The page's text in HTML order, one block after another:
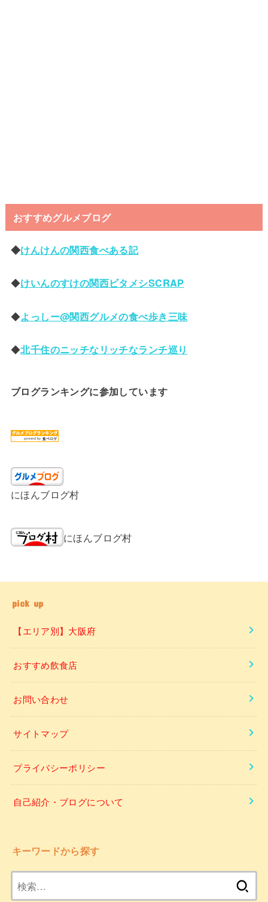
おすすめグルメブログ
◆けんけんの関西食べある記
◆けいんのすけの関西ビタメシSCRAP
◆よっしー@関西グルメの食べ歩き三味
◆北千住のニッチなリッチなランチ巡り
ブログランキングに参加しています
にほんブログ村
にほんブログ村
pick up
【エリア別】大阪府
おすすめ飲食店
お問い合わせ
サイトマップ
プライバシーポリシー
自己紹介・ブログについて
キーワードから探す